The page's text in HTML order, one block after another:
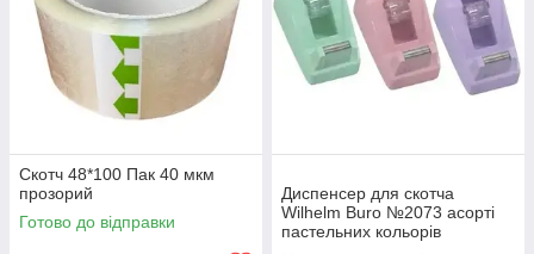
Скотч 48*100 Пак 40 мкм
прозорий
Готово до відправки
Диспенсер для скотча
Wilhelm Buro №2073 асорті
пастельних кольорів